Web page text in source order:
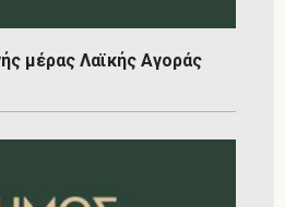
μέρας Λαϊκής Αγοράς